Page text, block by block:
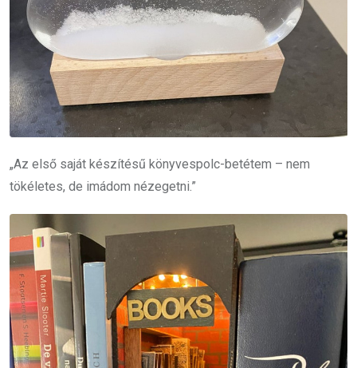
„Az első saját készítésű könyvespolc-betétem – nem
tökéletes, de imádom nézegetni.”